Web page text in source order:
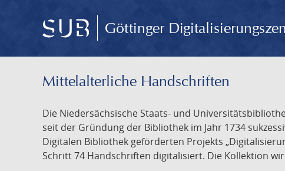
Göttinger
Mittelalterliche Handschriften
Die Niedersächsische Staats- und
seit der Gründung der Bibliothek im Jahr 1734
Digitalen Bibliothek geförderten Projekts
Schritt 74 Handschriften digitalisiert. Die Kollektion